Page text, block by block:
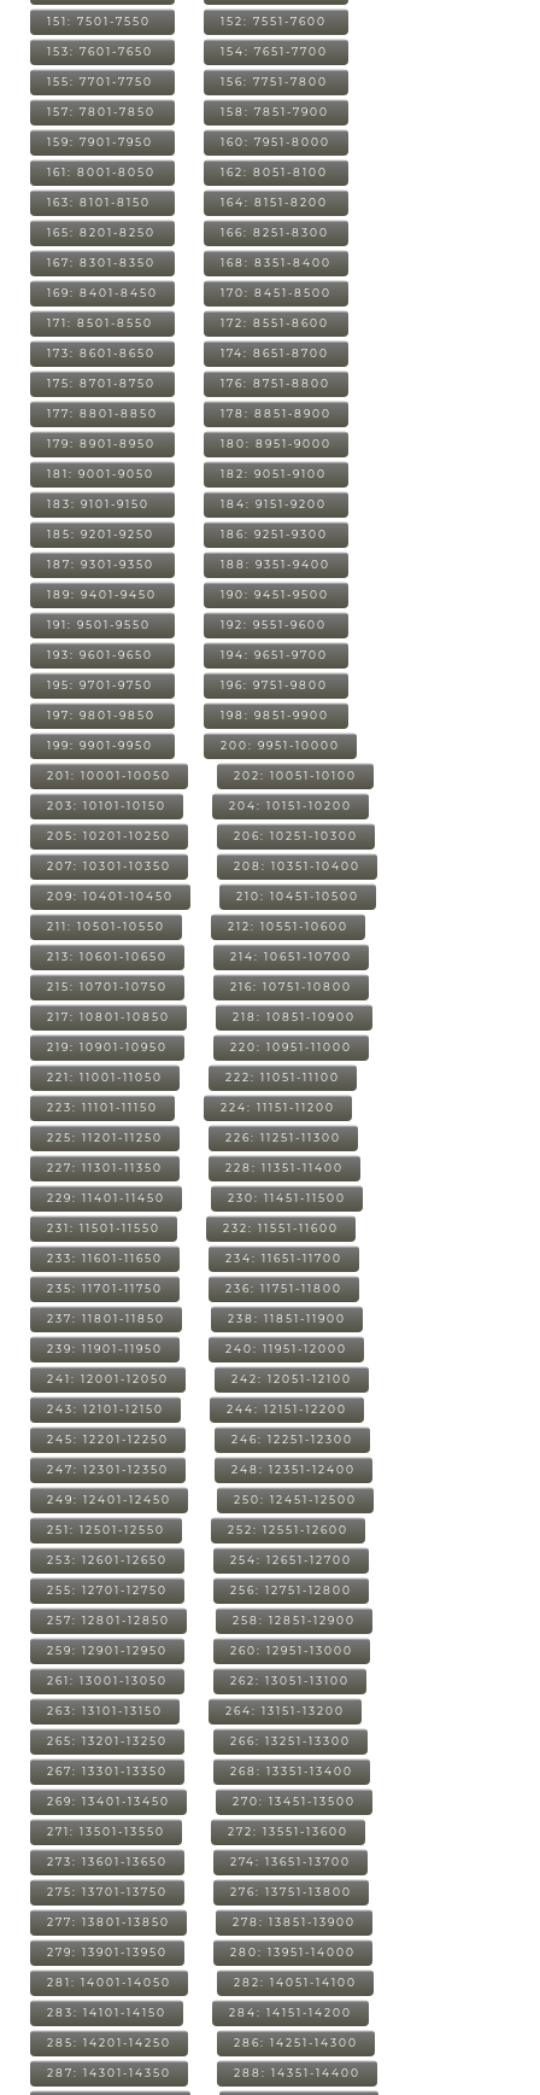
151: 7501-7550 152: 7551-7600
153: 7601-7650 154: 7651-7700
155: 7701-7750 156: 7751-7800
157: 7801-7850 158: 7851-7900
159: 7901-7950 160: 7951-8000
161: 8001-8050 162: 8051-8100
163: 8101-8150 164: 8151-8200
165: 8201-8250 166: 8251-8300
167: 8301-8350 168: 8351-8400
169: 8401-8450 170: 8451-8500
171: 8501-8550 172: 8551-8600
173: 8601-8650 174: 8651-8700
175: 8701-8750 176: 8751-8800
177: 8801-8850 178: 8851-8900
179: 8901-8950 180: 8951-9000
181: 9001-9050 182: 9051-9100
183: 9101-9150 184: 9151-9200
185: 9201-9250 186: 9251-9300
187: 9301-9350 188: 9351-9400
189: 9401-9450 190: 9451-9500
191: 9501-9550 192: 9551-9600
193: 9601-9650 194: 9651-9700
195: 9701-9750 196: 9751-9800
197: 9801-9850 198: 9851-9900
199: 9901-9950 200: 9951-10000
201: 10001-10050 202: 10051-10100
203: 10101-10150 204: 10151-10200
205: 10201-10250 206: 10251-10300
207: 10301-10350 208: 10351-10400
209: 10401-10450 210: 10451-10500
211: 10501-10550 212: 10551-10600
213: 10601-10650 214: 10651-10700
215: 10701-10750 216: 10751-10800
217: 10801-10850 218: 10851-10900
219: 10901-10950 220: 10951-11000
221: 11001-11050 222: 11051-11100
223: 11101-11150 224: 11151-11200
225: 11201-11250 226: 11251-11300
227: 11301-11350 228: 11351-11400
229: 11401-11450 230: 11451-11500
231: 11501-11550 232: 11551-11600
233: 11601-11650 234: 11651-11700
235: 11701-11750 236: 11751-11800
237: 11801-11850 238: 11851-11900
239: 11901-11950 240: 11951-12000
241: 12001-12050 242: 12051-12100
243: 12101-12150 244: 12151-12200
245: 12201-12250 246: 12251-12300
247: 12301-12350 248: 12351-12400
249: 12401-12450 250: 12451-12500
251: 12501-12550 252: 12551-12600
253: 12601-12650 254: 12651-12700
255: 12701-12750 256: 12751-12800
257: 12801-12850 258: 12851-12900
259: 12901-12950 260: 12951-13000
261: 13001-13050 262: 13051-13100
263: 13101-13150 264: 13151-13200
265: 13201-13250 266: 13251-13300
267: 13301-13350 268: 13351-13400
269: 13401-13450 270: 13451-13500
271: 13501-13550 272: 13551-13600
273: 13601-13650 274: 13651-13700
275: 13701-13750 276: 13751-13800
277: 13801-13850 278: 13851-13900
279: 13901-13950 280: 13951-14000
281: 14001-14050 282: 14051-14100
283: 14101-14150 284: 14151-14200
285: 14201-14250 286: 14251-14300
287: 14301-14350 288: 14351-14400